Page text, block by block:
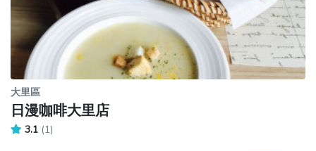
大里區
日漫咖啡大里店
3.1 (1)